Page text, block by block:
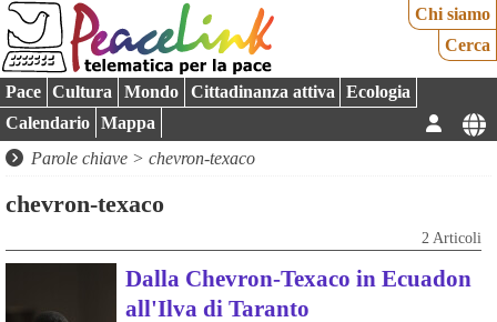
Chi siamo
Cerca
Pace Cultura Mondo Cittadinanza attiva
Ecologia
Calendario
Mappa
Parole chiave > chevron-texaco
chevron-texaco
2 Articoli
Dalla Chevron-Texaco in Ecuadon
all'Ilva di Taranto